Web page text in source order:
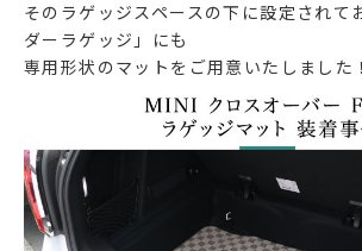
そのラゲッジスペースの下に設定されて
ダーラゲッジ」にも
専用形状のマットをご用意いたしました